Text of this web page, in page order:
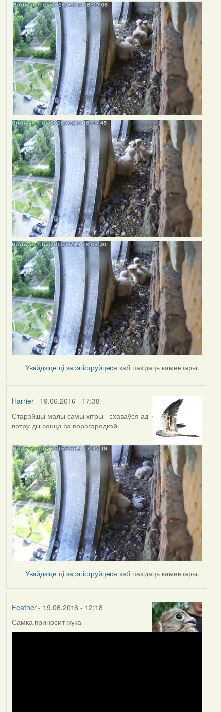
Увайдзіце цізарэгіструйцеся каб пакідаць каментары.
Harrier- 19.06.2016 - 17:38
Старэйшы малы самы хітры - схаваўся ад
ветру ды сонца за перагародкай:
Увайдзіце цізарэгіструйцеся каб пакідаць каментары.
Feather- 19.06.2016 - 12:18
Самка приносит жука